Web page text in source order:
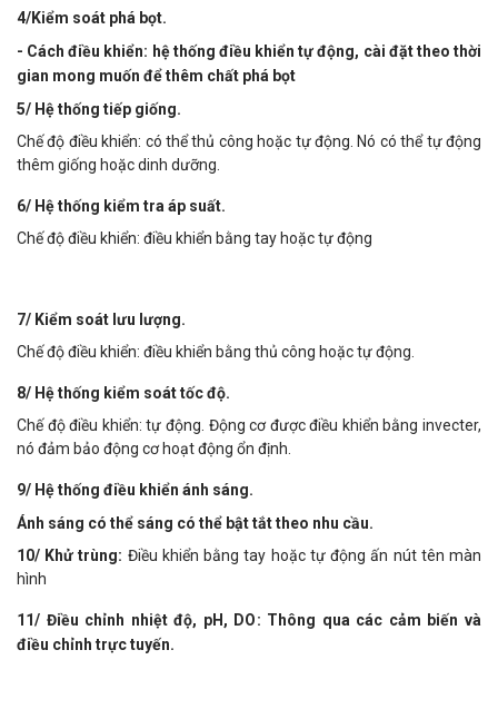
4/Kiểm soát phá bọt.
- Cách điều khiển: hệ thống điều khiển tự động, cài đặt theo thời
gian mong muốn để thêm chất phá bọt
5/ Hệ thống tiếp giống.
Chế độ điều khiển: có thể thủ công hoặc tự động. Nó có thể tự động
thêm giống hoặc dinh dưỡng.
6/ Hệ thống kiểm tra áp suất.
Chế độ điều khiển: điều khiển bằng tay hoặc tự động
7/ Kiểm soát lưu lượng.
Chế độ điều khiển: điều khiển bằng thủ công hoặc tự động.
8/ Hệ thống kiểm soát tốc độ.
Chế độ điều khiển: tự động. Động cơ được điều khiển bằng invecter,
nó đảm bảo động cơ hoạt động ổn định.
9/ Hệ thống điều khiển ánh sáng.
Ánh sáng có thể sáng có thể bật tắt theo nhu cầu.
10/ Khử trùng: Điều khiển bằng tay hoặc tự động ấn nút tên màn
hình
11/ Điều chỉnh nhiệt độ, pH, DO: Thông qua các cảm biến và
điều chỉnh trực tuyến.